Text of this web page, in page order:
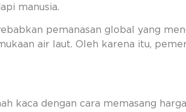
manusia.
pemanasan global yang
air laut. Oleh karena itu,
kaca dengan cara memasang